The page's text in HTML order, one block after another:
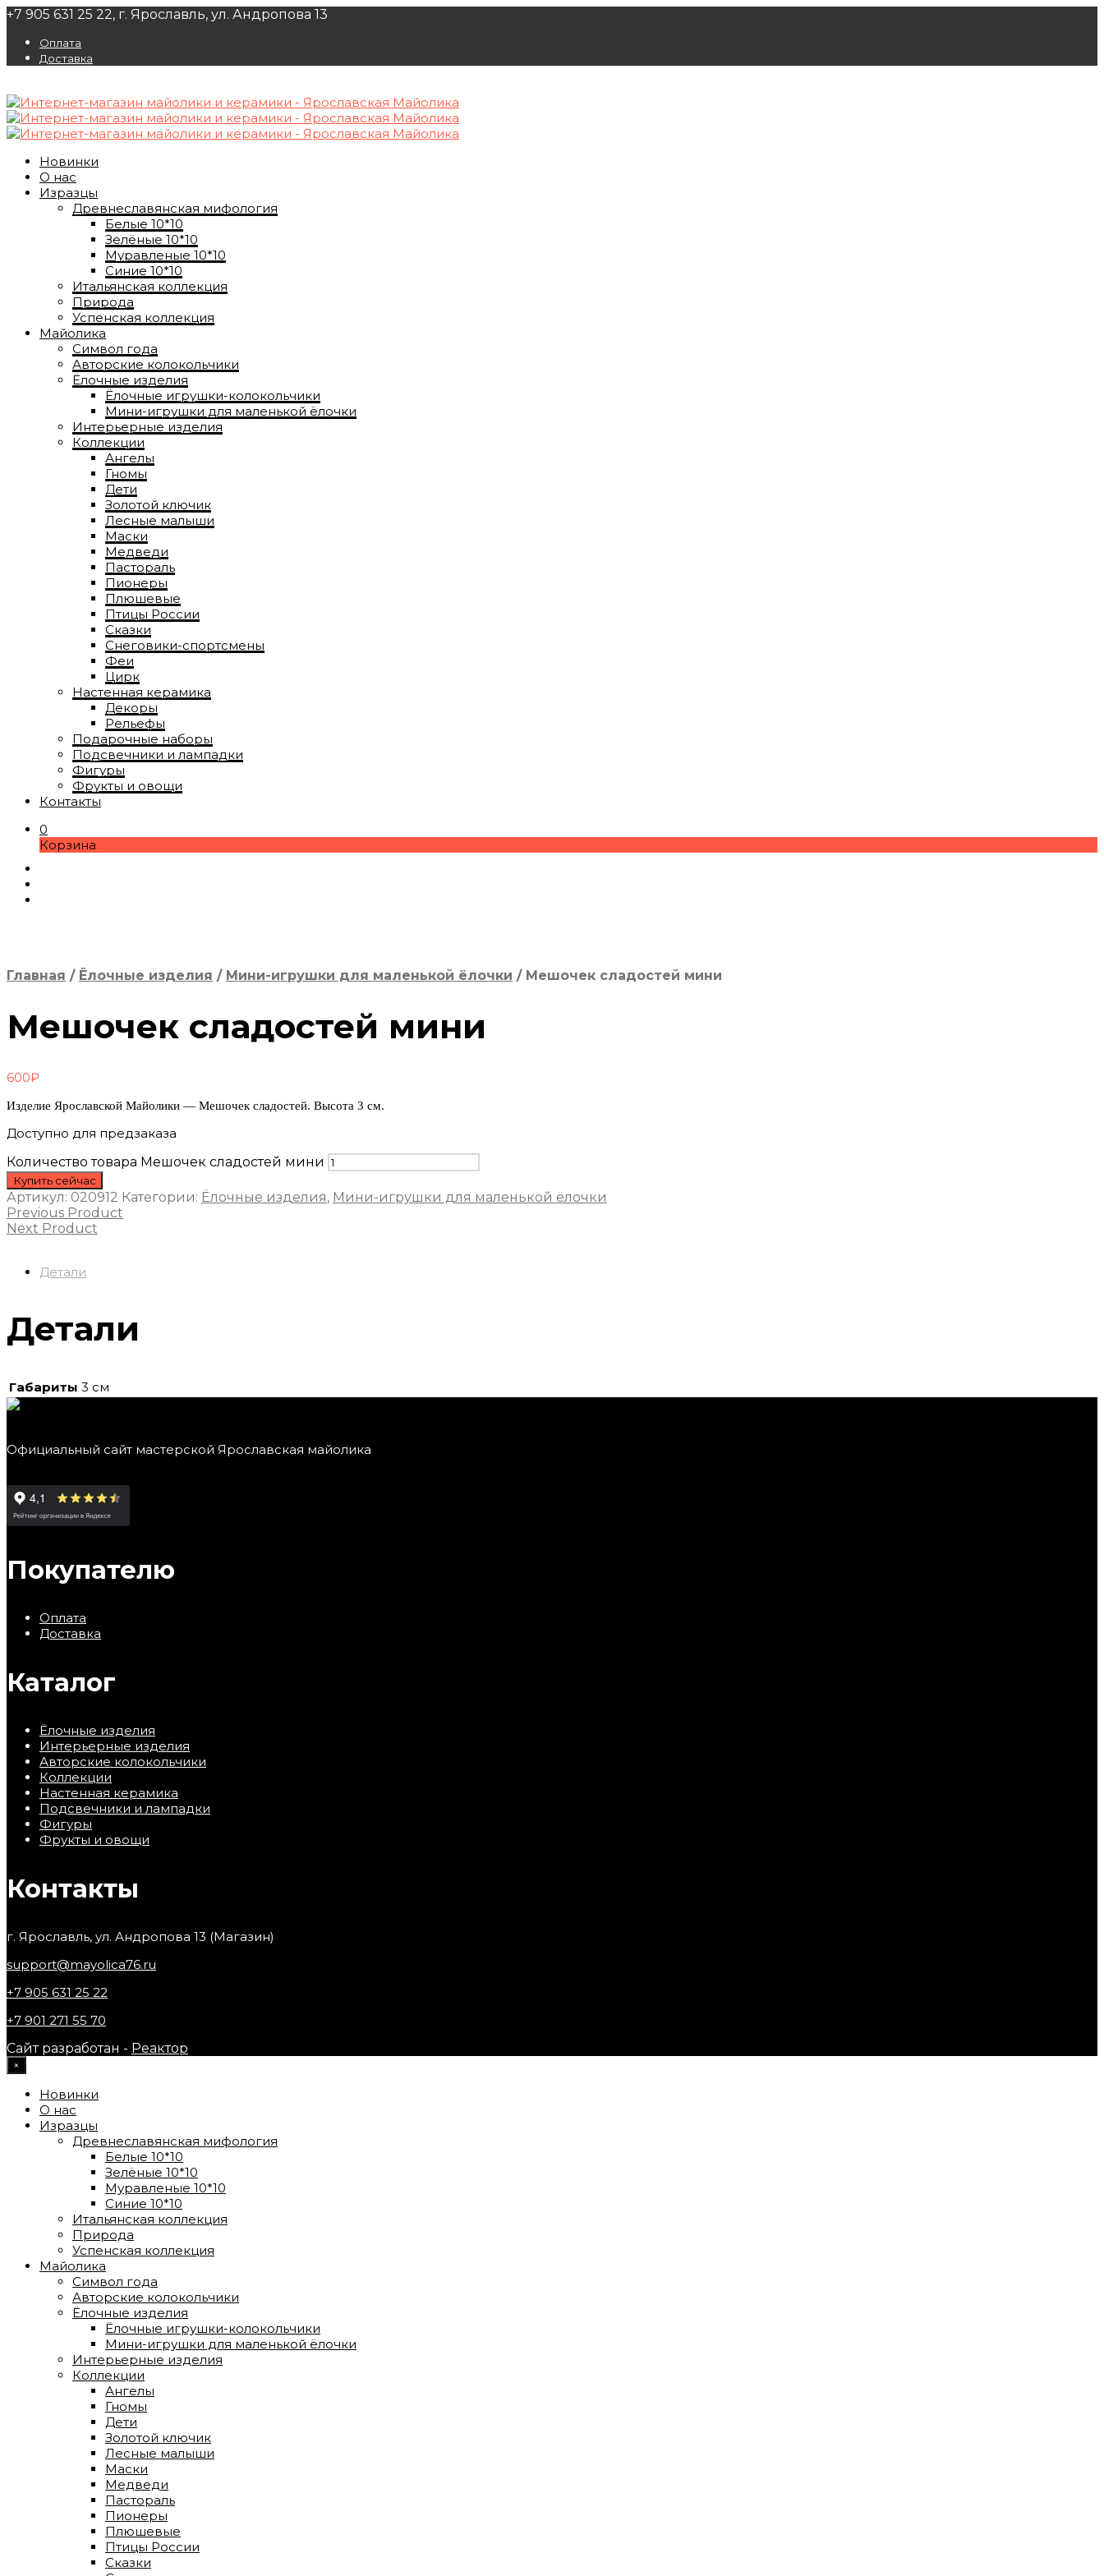
+7 905 631 25 22, г. Ярославль, ул. Андропова 13
Оплата
Доставка
Новинки
О нас
Изразцы
Древнеславянская мифология
Белые 10*10
Зелёные 10*10
Муравленые 10*10
Синие 10*10
Итальянская коллекция
Природа
Успенская коллекция
Майолика
Символ года
Авторские колокольчики
Ёлочные изделия
Ёлочные игрушки-колокольчики
Мини-игрушки для маленькой ёлочки
Интерьерные изделия
Коллекции
Ангелы
Гномы
Дети
Золотой ключик
Лесные малыши
Маски
Медведи
Пастораль
Пионеры
Плюшевые
Птицы России
Сказки
Снеговики-спортсмены
Феи
Цирк
Настенная керамика
Декоры
Рельефы
Подарочные наборы
Подсвечники и лампадки
Фигуры
Фрукты и овощи
Контакты
0
Корзина
Главная / Ёлочные изделия / Мини-игрушки для маленькой ёлочки /Мешочек сладостей мини
Мешочек сладостей мини
600₽
Изделие Ярославской Майолики — Мешочек сладостей. Высота 3 см.
Доступно для предзаказа
Количество товара Мешочек сладостей мини
Купить сейчас
Артикул: 020912 Категории: Ёлочные изделия, Мини-игрушки для маленькой ёлочки
Previous Product
Next Product
Детали
Детали
Габариты 3 см
Официальный сайт мастерской Ярославская майолика
Покупателю
Оплата
Доставка
Каталог
Ёлочные изделия
Интерьерные изделия
Авторские колокольчики
Коллекции
Настенная керамика
Подсвечники и лампадки
Фигуры
Фрукты и овощи
Контакты
г. Ярославль, ул. Андропова 13 (Магазин)
support@mayolica76.ru
+7 905 631 25 22
+7 901 271 55 70
Сайт разработан - Реактор
×
Новинки
О нас
Изразцы
Древнеславянская мифология
Белые 10*10
Зелёные 10*10
Муравленые 10*10
Синие 10*10
Итальянская коллекция
Природа
Успенская коллекция
Майолика
Символ года
Авторские колокольчики
Ёлочные изделия
Ёлочные игрушки-колокольчики
Мини-игрушки для маленькой ёлочки
Интерьерные изделия
Коллекции
Ангелы
Гномы
Дети
Золотой ключик
Лесные малыши
Маски
Медведи
Пастораль
Пионеры
Плюшевые
Птицы России
Сказки